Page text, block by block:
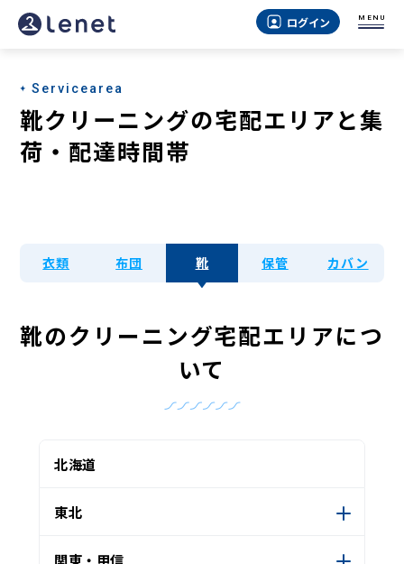
ログイン MENU
Servicearea
靴クリーニングの宅配エリアと集
荷・配達時間帯
衣類 布団 靴 保管 カバン
靴のクリーニング宅配エリアにつ
いて
北海道
東北
関東・甲信